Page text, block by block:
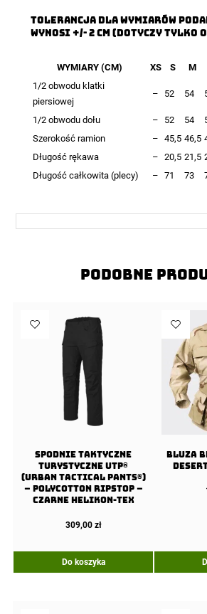
TOLERANCJA DLA WYMIARÓW
WYNOSI +/- 2 CM (DOTYCZY TYLKO
WYMIARY (CM) XS S M
1/2 obwodu klatki
piersiowej
– 52 54
1/2 obwodu dołu – 52 54
Szerokość ramion
– 45,5 46,5
Długość rękawa
– 20,5 21,5
Długość całkowita (plecy)
– 71 73
Podobne
Spodnie Taktyczne
Turystyczne UTP®
(Urban Tactical Pants®)
– PolyCotton Ripstop –
Czarne Helikon-Tex
309,00 zł
Do koszyka
Bluza